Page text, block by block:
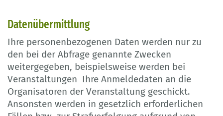
Datenübermittlung
Ihre personenbezogenen Daten werden nur zu
den bei der Abfrage genannte Zwecken
weitergegeben, beispielsweise werden bei
Veranstaltungen Ihre Anmeldedaten an die
Organisatoren der Veranstaltung geschickt.
Ansonsten werden in gesetzlich erforderlichen